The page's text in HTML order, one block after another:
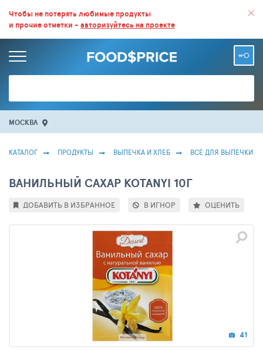
ВСЕ СКИДКИ И ВЫГОДНЫЕ ЦЕНЫ НА ПРОДУКТЫ В МАГАЗИНАХ.
БОЛЬШЕ 100 000 ТОВАРОВ. ЕЖЕДНЕВНОЕ ОБНОВЛЕНИЕ ЦЕН.
Чтобы не потерять любимые продукты
и прочие отметки - авторизуйтесь на проекте
МОСКВА
КАТАЛОГ ПРОДУКТЫ ВЫПЕЧКА И ХЛЕБ ВСЕ ДЛЯ ВЫПЕЧКИ
ВАНИЛЬНЫЙ САХАР KOTANYI 10Г
41
ДОБАВИТЬ В ИЗБРАННОЕ В ИГНОР ОЦЕНИТЬ